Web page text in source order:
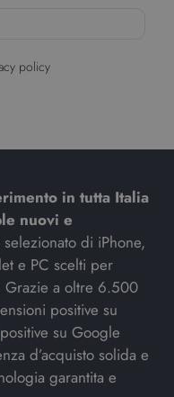
policy
in tutta Italia
nuovi e
di iPhone,
e PC scelti per
Grazie a oltre 6.500
positive su
su Google
d’acquisto solida e
garantita e